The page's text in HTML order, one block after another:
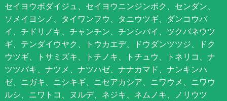
セイヨウボダイジュ、セイヨウニンジンボク、センダン、
ソメイヨシノ、タイワンフウ、タニウツギ、ダンコウバ
イ、チドリノキ、チャンチン、チンシバイ、ツクバネウツ
ギ、テンダイウヤク、トウカエデ、ドウダンツツジ、ドク
ウツギ、トサミズキ、トチノキ、トチュウ、トネリコ、ナ
ツツバキ、ナツメ、ナツハゼ、ナナカマド、ナンキンハ
ゼ、ニガキ、ニシキギ、ニセアカシア、ニワウメ、ニワウ
ルシ、ニワトコ、ヌルデ、ネジキ、ネムノキ、ノリウツ